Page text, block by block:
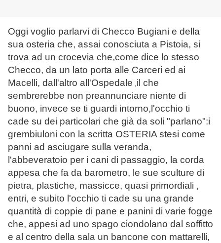
Oggi voglio parlarvi di Checco Bugiani e della
sua osteria che, assai conosciuta a Pistoia, si
trova ad un crocevia che,come dice lo stesso
Checco, da un lato porta alle Carceri ed ai
Macelli, dall'altro all'Ospedale il che
sembrerebbe non preannunciare niente di
buono, invece se ti guardi intorno,l'occhio ti
cade su dei particolari che già da soli "parlano":i
grembiuloni con la scritta OSTERIA stesi come
panni ad asciugare sulla veranda,
l'abbeveratoio per i cani di passaggio, la corda
appesa che fa da barometro, le sue sculture di
pietra, plastiche, massicce, quasi primordiali ,
entri, e subito l'occhio ti cade su una grande
quantità di coppie di pane e panini di varie fogge
che, appesi ad uno spago ciondolano dal soffitto
e al centro della sala un bancone con mattarelli,